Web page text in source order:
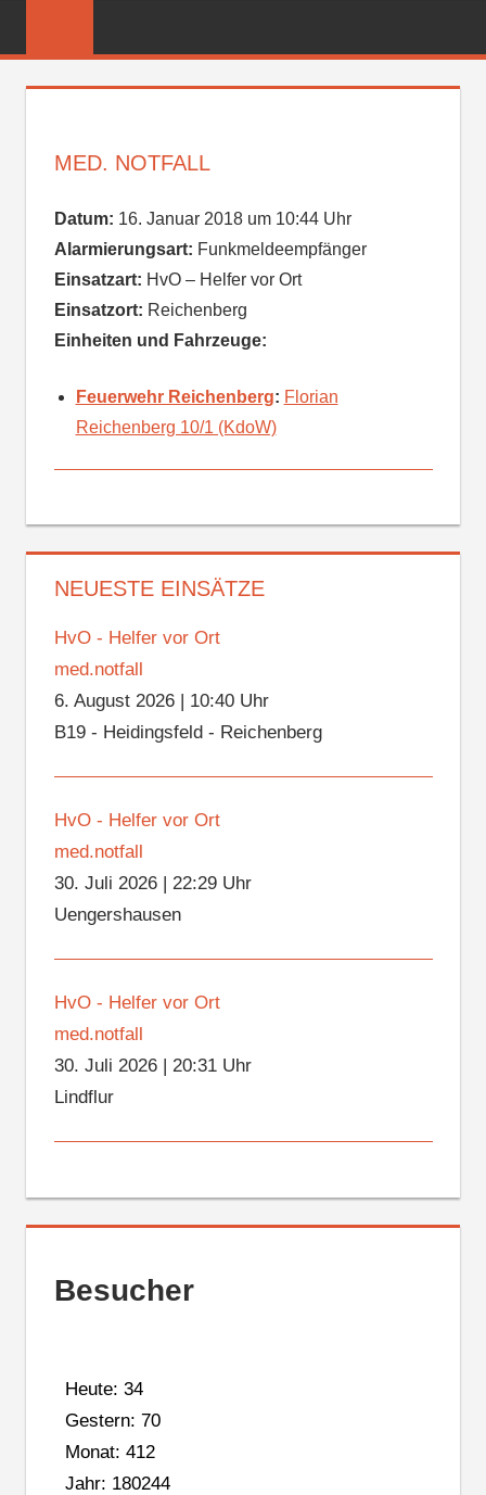
FEUERWEHR
MED. NOTFALL
Datum: 16. Januar 2018 um 10:44 Uhr
Alarmierungsart: Funkmeldeempfänger
Einsatzart: HvO – Helfer vor Ort
Einsatzort: Reichenberg
Einheiten und Fahrzeuge:
Feuerwehr Reichenberg: Florian
Reichenberg 10/1 (KdoW)
NEUESTE EINSÄTZE
HvO - Helfer vor Ort
med.notfall
6. August 2026| 10:40 Uhr
B19 - Heidingsfeld - Reichenberg
HvO - Helfer vor Ort
med.notfall
30. Juli 2026| 22:29 Uhr
Uengershausen
HvO - Helfer vor Ort
med.notfall
30. Juli 2026| 20:31 Uhr
Lindflur
Besucher
Heute: 34
Gestern: 70
Monat: 412
Jahr: 180244